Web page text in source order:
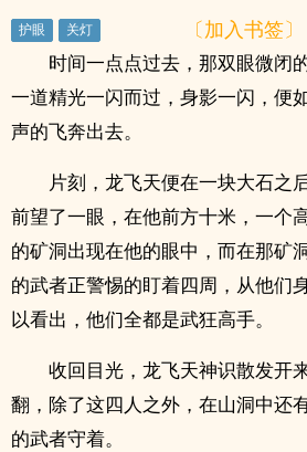
〔加入书签〕
时间一点点过去，那双眼微闭
一道精光一闪而过，身影一闪，便
声的飞奔出去。
片刻，龙飞天便在一块大石之
前望了一眼，在他前方十米，一个
的矿洞出现在他的眼中，而在那矿
的武者正警惕的盯着四周，从他们
以看出，他们全都是武狂高手。
收回目光，龙飞天神识散发开
翻，除了这四人之外，在山洞中还
的武者守着。